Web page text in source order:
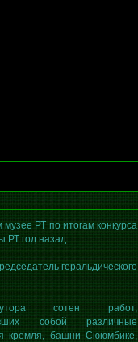
РТ по итогам конкурса
РТ год назад.
геральдического
сотен работ,
собой различные
кремля, башни Сююмбике,